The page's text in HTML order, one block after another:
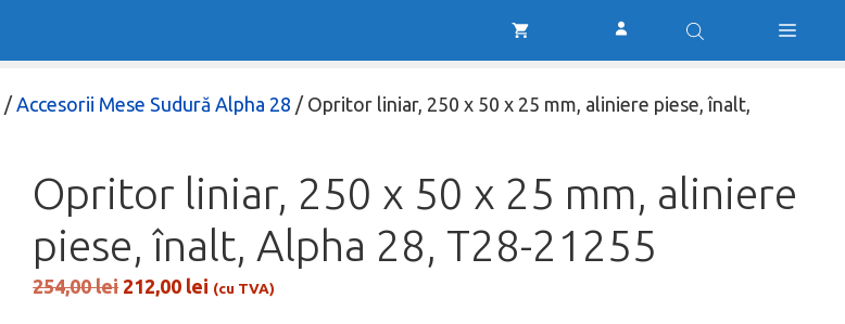
/ Accesorii Mese Sudură Alpha 28 / Opritor liniar, 250 x 50 x 25 mm, aliniere piese, înalt,
Opritor liniar, 250 x 50 x 25 mm, aliniere
piese, înalt, Alpha 28, T28-21255
254,00leiPrețul
212,00 lei Prețul
(cu TVA)
212,00 lei.
250
x
aliniere
înalt,